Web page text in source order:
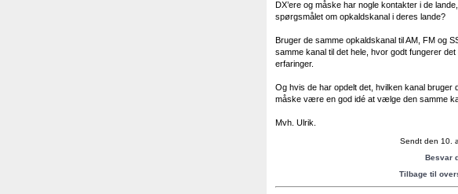
DX’ere og måske har nogle kontakter i de
spørgsmålet om opkaldskanal i deres lande?
Bruger de samme opkaldskanal til AM, FM og
samme kanal til det hele, hvor godt fungerer
erfaringer.
Og hvis de har opdelt det, hvilken kanal bruger
måske være en god idé at vælge den samme
Mvh. Ulrik.
Sendt den 10.
Besvar
Tilbage til